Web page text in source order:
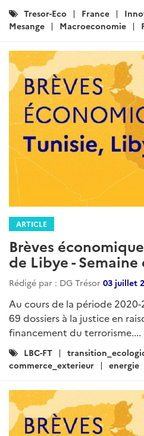
Catégories
:
Tresor-Eco France
Mesange
Macroeconomie
ARTICLE
Brèves
de Libye -
Rédigé par : DG Trésor 03 juillet
Au cours de la période 2020-
69 dossiers à la justice en
financement du terrorisme....
Catégories
:
LBC-FT
commerce_exterieur
energie